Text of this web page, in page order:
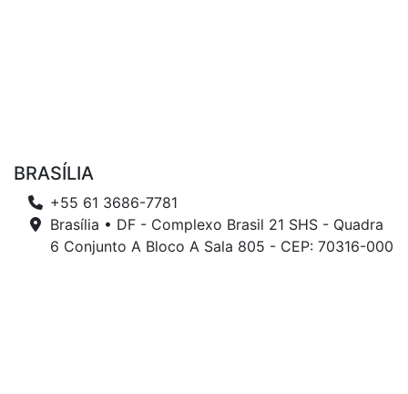
BRASÍLIA
+55 61 3686-7781
Brasília • DF - Complexo Brasil 21 SHS - Quadra
6 Conjunto A Bloco A Sala 805 - CEP: 70316-000